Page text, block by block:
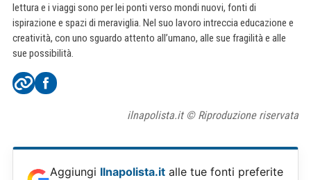
lettura e i viaggi sono per lei ponti verso mondi nuovi, fonti di
ispirazione e spazi di meraviglia. Nel suo lavoro intreccia educazione e
creatività, con uno sguardo attento all’umano, alle sue fragilità e alle
sue possibilità.
ilnapolista.it © Riproduzione riservata
Aggiungi Ilnapolista.it alle tue fonti preferite